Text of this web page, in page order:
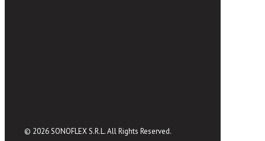
© 2026 SONOFLEX S.R.L. All Rights Reserved.